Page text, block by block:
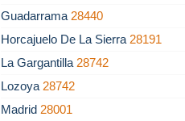
Guadarrama 28440
Horcajuelo De La Sierra 28191
La Gargantilla 28742
Lozoya 28742
Madrid 28001